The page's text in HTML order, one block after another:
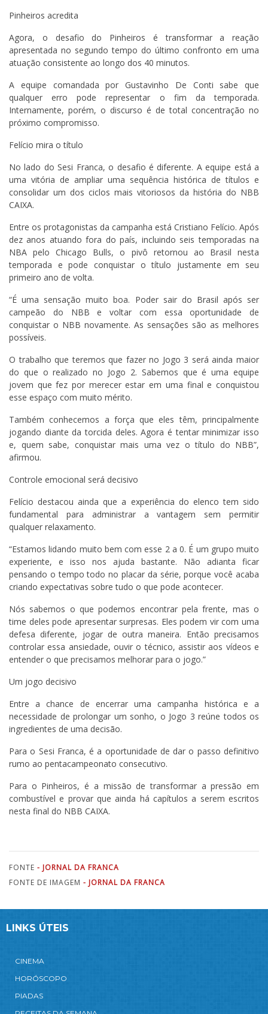
Pinheiros acredita
Agora, o desafio do Pinheiros é transformar a reação
apresentada no segundo tempo do último confronto em uma
atuação consistente ao longo dos 40 minutos.
A equipe comandada por Gustavinho De Conti sabe que
qualquer erro pode representar o fim da temporada.
Internamente, porém, o discurso é de total concentração no
próximo compromisso.
Felício mira o título
No lado do Sesi Franca, o desafio é diferente. A equipe está a
uma vitória de ampliar uma sequência histórica de títulos e
consolidar um dos ciclos mais vitoriosos da história do NBB
CAIXA.
Entre os protagonistas da campanha está Cristiano Felício. Após
dez anos atuando fora do país, incluindo seis temporadas na
NBA pelo Chicago Bulls, o pivô retornou ao Brasil nesta
temporada e pode conquistar o título justamente em seu
primeiro ano de volta.
“É uma sensação muito boa. Poder sair do Brasil após ser
campeão do NBB e voltar com essa oportunidade de
conquistar o NBB novamente. As sensações são as melhores
possíveis.
O trabalho que teremos que fazer no Jogo 3 será ainda maior
do que o realizado no Jogo 2. Sabemos que é uma equipe
jovem que fez por merecer estar em uma final e conquistou
esse espaço com muito mérito.
Também conhecemos a força que eles têm, principalmente
jogando diante da torcida deles. Agora é tentar minimizar isso
e, quem sabe, conquistar mais uma vez o título do NBB”,
afirmou.
Controle emocional será decisivo
Felício destacou ainda que a experiência do elenco tem sido
fundamental para administrar a vantagem sem permitir
qualquer relaxamento.
“Estamos lidando muito bem com esse 2 a 0. É um grupo muito
experiente, e isso nos ajuda bastante. Não adianta ficar
pensando o tempo todo no placar da série, porque você acaba
criando expectativas sobre tudo o que pode acontecer.
Nós sabemos o que podemos encontrar pela frente, mas o
time deles pode apresentar surpresas. Eles podem vir com uma
defesa diferente, jogar de outra maneira. Então precisamos
controlar essa ansiedade, ouvir o técnico, assistir aos vídeos e
entender o que precisamos melhorar para o jogo.”
Um jogo decisivo
Entre a chance de encerrar uma campanha histórica e a
necessidade de prolongar um sonho, o Jogo 3 reúne todos os
ingredientes de uma decisão.
Para o Sesi Franca, é a oportunidade de dar o passo definitivo
rumo ao pentacampeonato consecutivo.
Para o Pinheiros, é a missão de transformar a pressão em
combustível e provar que ainda há capítulos a serem escritos
nesta final do NBB CAIXA.
FONTE - JORNAL DA FRANCA
FONTE DE IMAGEM - JORNAL DA FRANCA
LINKS ÚTEIS
CINEMA
HORÓSCOPO
PIADAS